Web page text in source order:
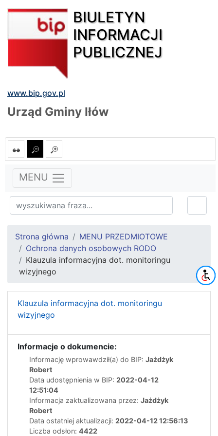
BIULETYN
INFORMACJI
PUBLICZNEJ
www.bip.gov.pl
Urząd Gminy Iłów
MENU
Strona główna
MENU PRZEDMIOTOWE
Ochrona danych osobowych RODO
Klauzula informacyjna dot. monitoringu
wizyjnego
Klauzula informacyjna dot. monitoringu
wizyjnego
Informacje o dokumencie:
Informację wprowawdził(a) do BIP: Jażdżyk
Robert
Data udostępnienia w BIP: 2022-04-12
12:51:04
Informacja zaktualizowana przez: Jażdżyk
Robert
Data ostatniej aktualizacji: 2022-04-12 12:56:13
Liczba odsłon: 4422